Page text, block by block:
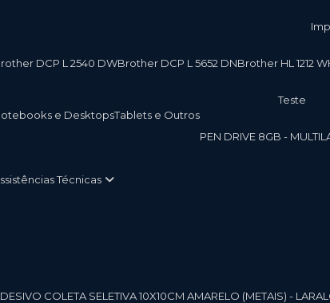
Brother DCP L 2540 DW Brother DCP L 5652 DN Brother HL 1212 W
Notebooks e Desktops Tablets e Outros
teste
PEN DRIVE 8GB -
Assistências Técnicas
ADESIVO COLETA SELETIVA 10X10CM AMARELO (METAIS) - LAR